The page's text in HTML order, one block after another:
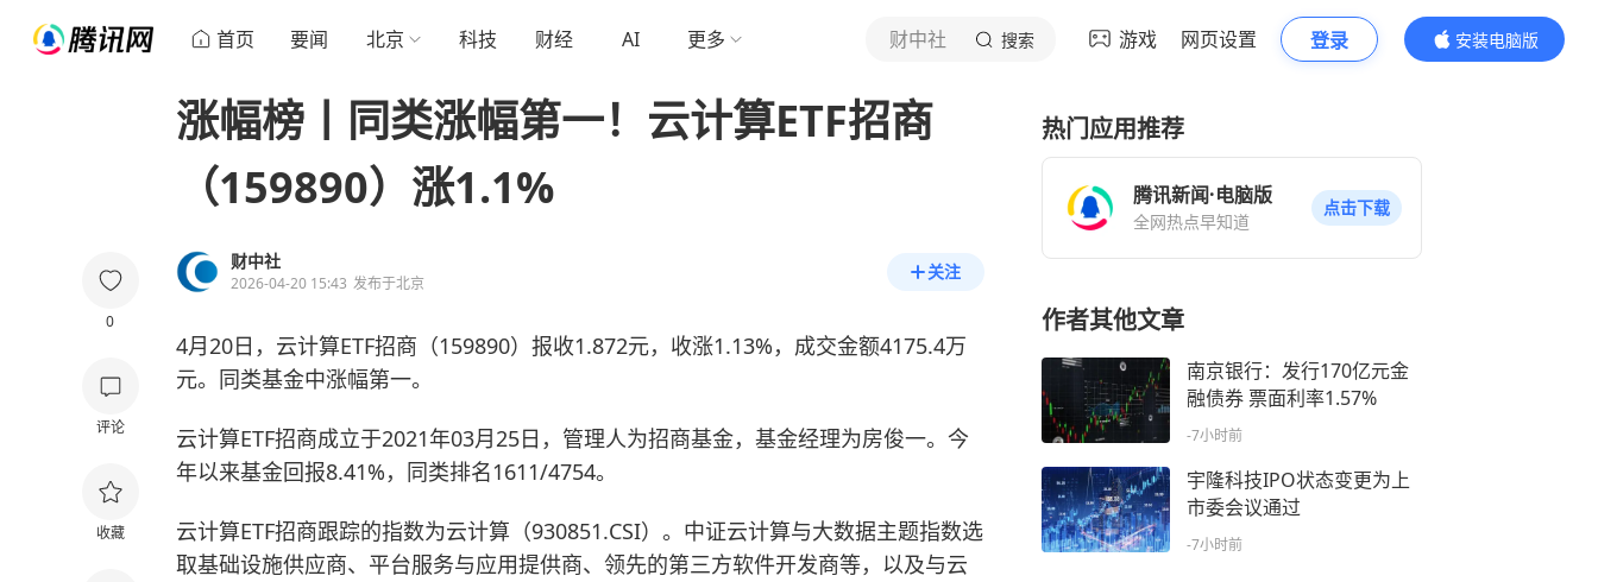
首页 要闻 北京 科技 财经 AI 更多 财中社 搜索 游戏 网页设置 登录
安装电脑版
内容更精彩
0
评论
收藏
涨幅榜丨同类涨幅第一！云计算ETF招商
（159890）涨1.1%
财中社
2026-04-20 15:43 发布于北京
关注
4月20日，云计算ETF招商（159890）报收1.872元，收涨1.13%，成交金额4175.4万
元。同类基金中涨幅第一。
云计算ETF招商成立于2021年03月25日，管理人为招商基金，基金经理为房俊一。今
年以来基金回报8.41%，同类排名1611/4754。
云计算ETF招商跟踪的指数为云计算（930851.CSI）。中证云计算与大数据主题指数选
取基础设施供应商、平台服务与应用提供商、领先的第三方软件开发商等，以及与云
热门应用推荐
腾讯新闻·电脑版
全网热点早知道
点击下载
作者其他文章
南京银行：发行170亿元金
融债券 票面利率1.57%
-7小时前
宇隆科技IPO状态变更为上
市委会议通过
-7小时前